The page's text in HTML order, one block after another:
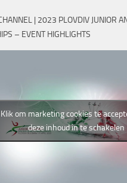
| 2023 PLOVDIV JUNIOR
– EVENT HIGHLIGHTS
Klik om marketing cookies te
deze inhoud in te schakelen